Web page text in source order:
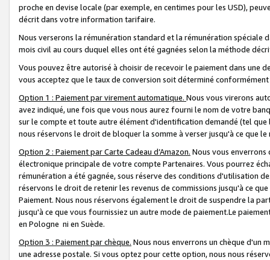
proche en devise locale (par exemple, en centimes pour les USD),
décrit dans votre information tarifaire.
Nous verserons la rémunération standard et la rémunération spéciale
mois civil au cours duquel elles ont été gagnées selon la méthode
Vous pouvez être autorisé à choisir de recevoir le paiement dans une
vous acceptez que le taux de conversion soit déterminé
Option 1 : Paiement par virement automatique. Nous vous virerons
avez indiqué, une fois que vous nous aurez fourni le nom de votre
sur le compte et toute autre élément d'identification demandé (tel que
nous réservons le droit de bloquer la somme à verser jusqu'à ce que
Option 2 : Paiement par Carte Cadeau d’Amazon. Nous vous
électronique principale de votre compte Partenaires. Vous pourrez
rémunération a été gagnée, sous réserve des conditions d'utilisation
réservons le droit de retenir les revenus de commissions jusqu'à ce
Paiement. Nous nous réservons également le droit de suspendre la
jusqu'à ce que vous fournissiez un autre mode de paiement.Le
en Pologne ni en Suède.
Option 3 : Paiement par chèque. Nous nous enverrons un chèque d'un
une adresse postale. Si vous optez pour cette option, nous nous